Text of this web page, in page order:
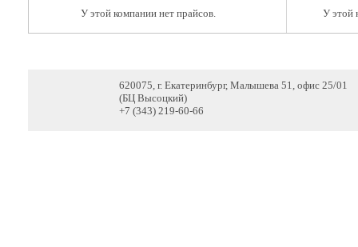
У этой компании нет прайсов. У этой
620075, г. Екатеринбург, Малышева 51, офис 25/01
(БЦ Высоцкий)
+7 (343) 219-60-66